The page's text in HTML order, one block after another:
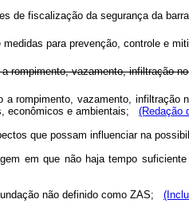
de fiscalização da segurança da
para prevenção, controle e
rompimento, vazamento, infiltração
rompimento, vazamento,
econômicos e ambientais; (Redação
que possam influenciar na
em que não haja tempo
não definido como ZAS;